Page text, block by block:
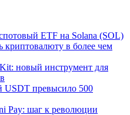
ETF на Solana (SOL)
криптовалюту в более чем
новый инструмент для
USDT превысило 500
Pay: шаг к революции